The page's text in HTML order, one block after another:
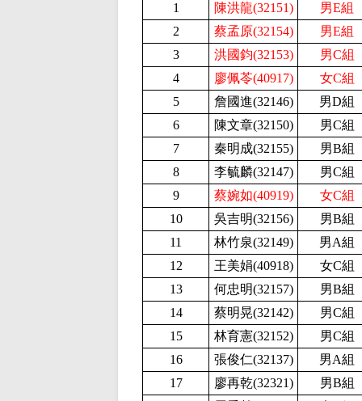
1
陳洪龍(32151)
男E組
2
蔡孟原(32154)
男E組
3
洪國鈞(32153)
男C組
4
廖佩苓(40917)
女C組
5
詹國進(32146)
男D組
6
陳文章(32150)
男C組
7
秦明成(32155)
男B組
8
李毓麟(32147)
男C組
9
蔡婉如(40919)
女C組
10
吳吉明(32156)
男B組
11
林竹泉(32149)
男A組
12
王美娟(40918)
女C組
13
何忠明(32157)
男B組
14
蔡明晃(32142)
男C組
15
林育憲(32152)
男C組
16
張俊仁(32137)
男A組
17
廖再乾(32321)
男B組